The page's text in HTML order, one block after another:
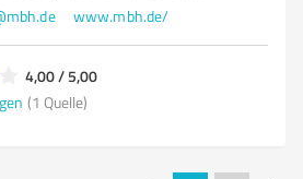
www.mbh.de/
4,00 / 5,00
(1 Quelle)